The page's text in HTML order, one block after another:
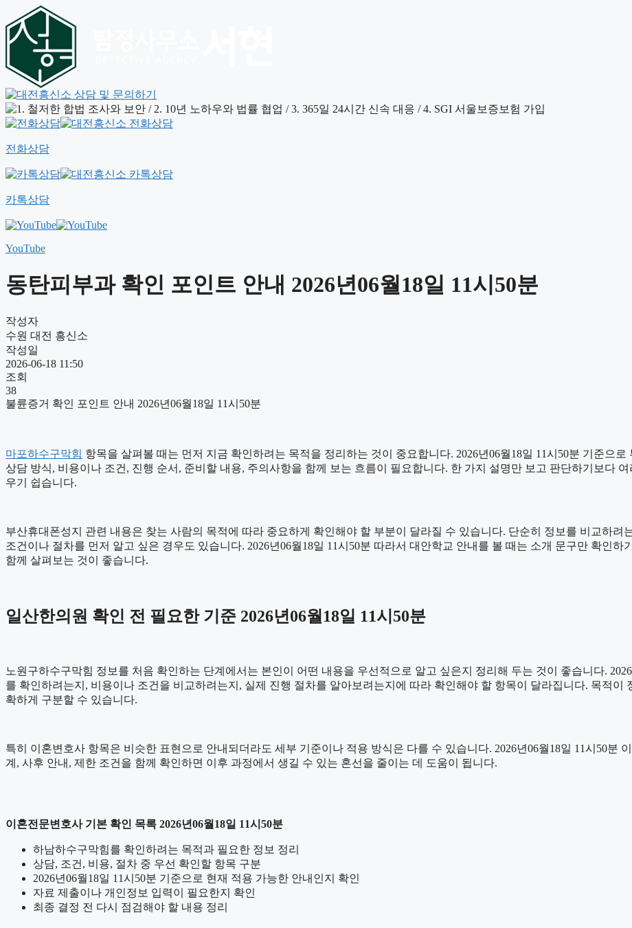
전화상담
카톡상담
YouTube
동탄피부과 확인 포인트 안내 2026년06월18일 11시50분
작성자
수원 대전 흥신소
작성일
2026-06-18 11:50
조회
38
불륜증거 확인 포인트 안내 2026년06월18일 11시50분
마포하수구막힘 항목을 살펴볼 때는 먼저 지금 확인하려는 목적을 정리하는 것이 중요합니다. 2026년06월18일 11시50분 기준으
상담 방식, 비용이나 조건, 진행 순서, 준비할 내용, 주의사항을 함께 보는 흐름이 필요합니다. 한 가지 설명만 보고 판단하기보다
우기 쉽습니다.
부산휴대폰성지 관련 내용은 찾는 사람의 목적에 따라 중요하게 확인해야 할 부분이 달라질 수 있습니다. 단순히 정보를 비교하
조건이나 절차를 먼저 알고 싶은 경우도 있습니다. 2026년06월18일 11시50분 따라서 대안학교 안내를 볼 때는 소개 문구만 확인
함께 살펴보는 것이 좋습니다.
일산한의원 확인 전 필요한 기준 2026년06월18일 11시50분
노원구하수구막힘 정보를 처음 확인하는 단계에서는 본인이 어떤 내용을 우선적으로 알고 싶은지 정리해 두는 것이 좋습니다.
를 확인하려는지, 비용이나 조건을 비교하려는지, 실제 진행 절차를 알아보려는지에 따라 확인해야 할 항목이 달라집니다. 목적이
확하게 구분할 수 있습니다.
특히 이혼변호사 항목은 비슷한 표현으로 안내되더라도 세부 기준이나 적용 방식은 다를 수 있습니다. 2026년06월18일 11시50분
계, 사후 안내, 제한 조건을 함께 확인하면 이후 과정에서 생길 수 있는 혼선을 줄이는 데 도움이 됩니다.
이혼전문변호사 기본 확인 목록 2026년06월18일 11시50분
하남하수구막힘를 확인하려는 목적과 필요한 정보 정리
상담, 조건, 비용, 절차 중 우선 확인할 항목 구분
2026년06월18일 11시50분 기준으로 현재 적용 가능한 안내인지 확인
자료 제출이나 개인정보 입력이 필요한지 확인
최종 결정 전 다시 점검해야 할 내용 정리